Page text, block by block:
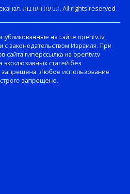
Copyright © Открытый телеканал. תנועת הערבות. All rights reserved.
на сайте opentv.tv,
с законодательством Израиля. При
сайта гиперссылка на opentv.tv
эксклюзивных статей без
запрещена. Любое использование
запрещено.